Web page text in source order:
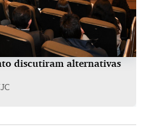
discutiram alternativas